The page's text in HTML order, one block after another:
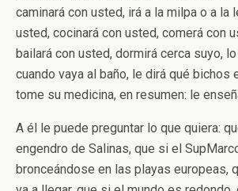
caminará con usted, irá a la milpa o a la
usted, cocinará con usted, comerá con
bailará con usted, dormirá cerca suyo,
cuando vaya al baño, le dirá qué bichos
tome su medicina, en resumen: le
A él le puede preguntar lo que quiera:
engendro de Salinas, que si el
bronceándose en las playas europeas,